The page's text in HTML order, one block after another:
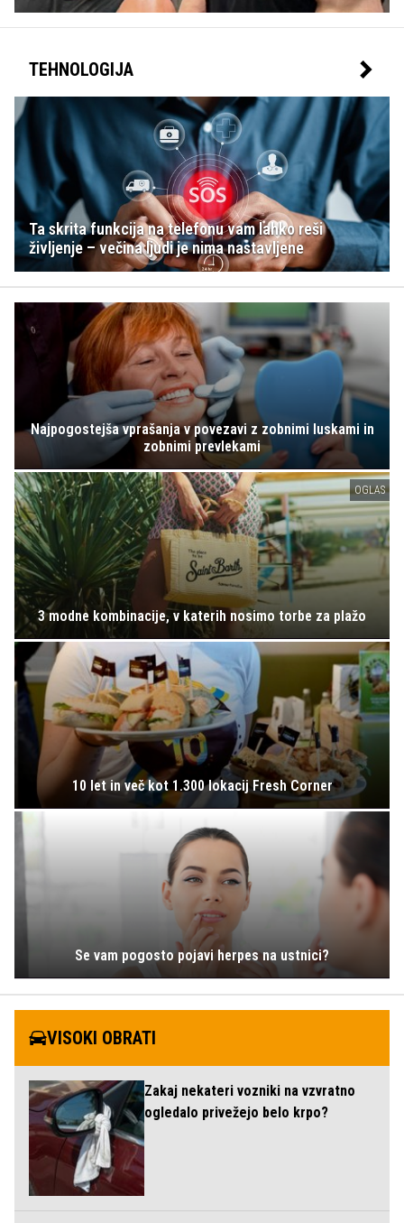
TEHNOLOGIJA
Ta skrita funkcija na telefonu vam lahko reši
življenje – večina ljudi je nima nastavljene
Najpogostejša vprašanja v povezavi z zobnimi luskami in
zobnimi prevlekami
OGLAS
3 modne kombinacije, v katerih nosimo torbe za plažo
10 let in več kot 1.300 lokacij Fresh Corner
Se vam pogosto pojavi herpes na ustnici?
VISOKI OBRATI
Zakaj nekateri vozniki na vzvratno
ogledalo privežejo belo krpo?